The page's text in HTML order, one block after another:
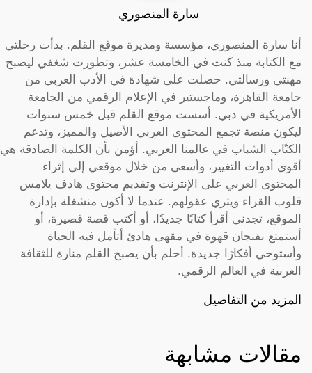
سارة المنصوري
أنا سارة المنصوري، مؤسسة ومديرة موقع القلم. بدأت رحلتي
مع الكتابة منذ كنت في الخامسة عشر، وتطورت شغفي ليصبح
مهنتي ورسالتي. حصلت على شهادة في الأدب العربي من
جامعة القاهرة، وماجستير في الإعلام الرقمي من الجامعة
الأمريكية في دبي. أسست موقع القلم قبل خمس سنوات
ليكون منصة تجمع المحتوى العربي الأصيل والمميز، وتدعم
الكتّاب الشباب في عالمنا العربي. أؤمن بأن الكلمة الصادقة هي
أقوى أدوات التغيير، وأسعى من خلال موقعي إلى إثراء
المحتوى العربي على الإنترنت وتقديم محتوى هادف يلامس
قلوب القراء ويثري عقولهم. عندما لا أكون منشغلة بإدارة
الموقع، تجدني أقرأ كتابًا جديدًا، أو أكتب قصة قصيرة، أو
أستمتع بفنجان قهوة في مقهى هادئ أتأمل فيه الحياة
وأستوحي أفكارًا جديدة. أحلم بأن يصبح القلم منارة للثقافة
العربية في العالم الرقمي.
المزيد من التفاصيل
مقالات مشابهة